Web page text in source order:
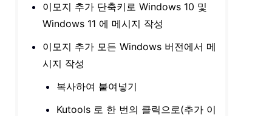
이모지 추가 단축키로 Windows 10 및
Windows 11 에 메시지 작성
이모지 추가 모든 Windows 버전에서 메
시지 작성
복사하여 붙여넣기
Kutools 로 한 번의 클릭으로(추가 이